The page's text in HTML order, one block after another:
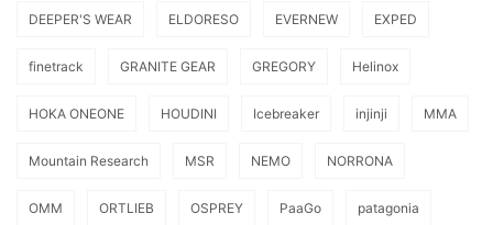
DEEPER'S WEAR ELDORESO EVERNEW EXPED
finetrack GRANITE GEAR GREGORY Helinox
HOKA ONEONE HOUDINI Icebreaker injinji MMA
Mountain Research MSR NEMO NORRONA
OMM ORTLIEB OSPREY PaaGo patagonia